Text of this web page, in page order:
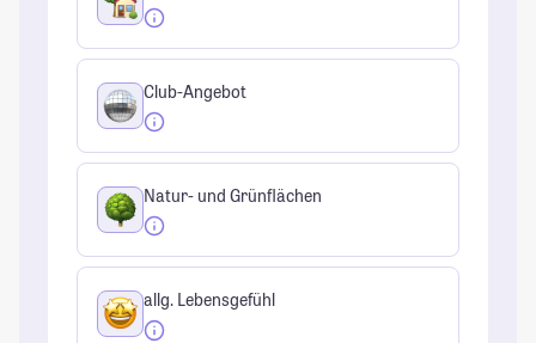
Club-Angebot
Natur- und Grünflächen
allg. Lebensgefühl